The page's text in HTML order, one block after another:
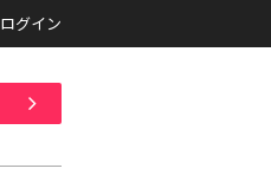
ログイン